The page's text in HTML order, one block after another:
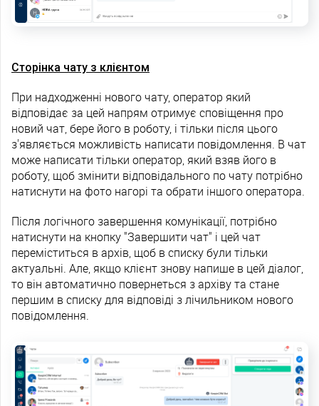
Сторінка чату з клієнтом
При надходженні нового чату, оператор який
відповідає за цей напрям отримує сповіщення про
новий чат, бере його в роботу, і тільки після цього
з'являється можливість написати повідомлення. В чат
може написати тільки оператор, який взяв його в
роботу, щоб змінити відповідального по чату потрібно
натиснути на фото нагорі та обрати іншого оператора.
Після логічного завершення комунікації, потрібно
натиснути на кнопку "Завершити чат" і цей чат
переміститься в архів, щоб в списку були тільки
актуальні. Але, якщо клієнт знову напише в цей діалог,
то він автоматично повернеться з архіву та стане
першим в списку для відповіді з лічильником нового
повідомлення.